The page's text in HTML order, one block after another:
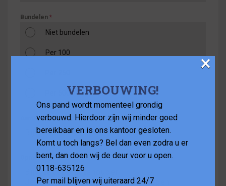
Bundelen *
Niet bundelen
Per 100
Per 500
Aantal*
Opmerkingen
VERBOUWING!
Ons pand wordt momenteel grondig
verbouwd. Hierdoor zijn wij minder goed
bereikbaar en is ons kantoor gesloten.
Komt u toch langs? Bel dan even zodra u er
bent, dan doen wij de deur voor u open.
0118-635126
Per mail blijven wij uiteraard 24/7
×